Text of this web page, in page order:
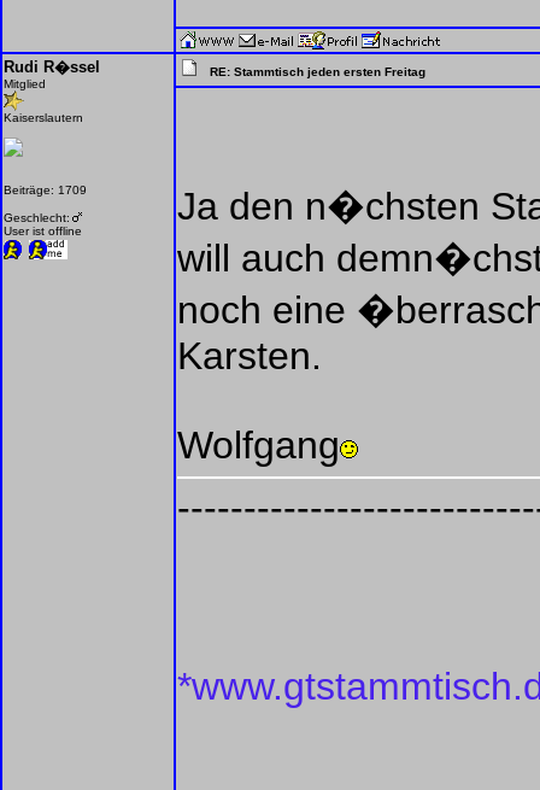
Rudi R�ssel
Mitglied
Kaiserslautern
Beiträge: 1709
Geschlecht:
User ist offline
RE: Stammtisch jeden ersten Freitag
Ja den n�chsten
will auch
noch eine
Karsten.
Wolfgang